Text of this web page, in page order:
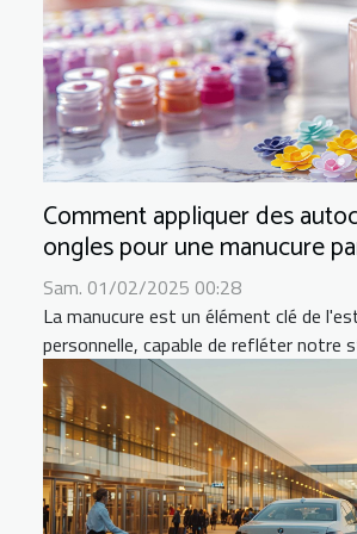
Comment appliquer des
ongles pour une manucure
Sam. 01/02/2025 00:28
La manucure est un élément clé de
personnelle, capable de refléter notre